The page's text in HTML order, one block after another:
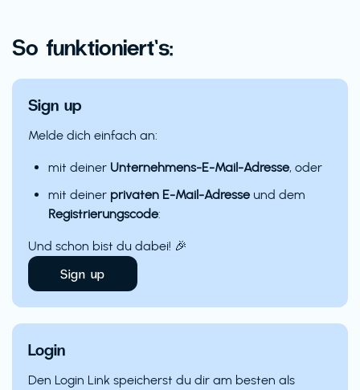
So funktioniert’s:
Sign up
Melde dich einfach an:
mit deiner Unternehmens-E-Mail-Adresse, oder
mit deiner privaten E-Mail-Adresse und dem
Registrierungscode:
Und schon bist du dabei! 🎉
Sign up
Login
Den Login Link speicherst du dir am besten als